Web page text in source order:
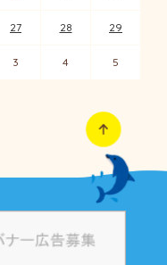
27 28 29
3 4 5